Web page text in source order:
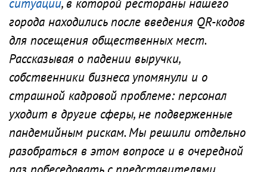
ситуации, в которой рестораны нашего
города находились после введения QR-кодов
для посещения общественных мест.
Рассказывая о падении выручки,
собственники бизнеса упомянули и о
страшной кадровой проблеме: персонал
уходит в другие сферы, не подверженные
пандемийным рискам. Мы решили отдельно
разобраться в этом вопросе и в очередной